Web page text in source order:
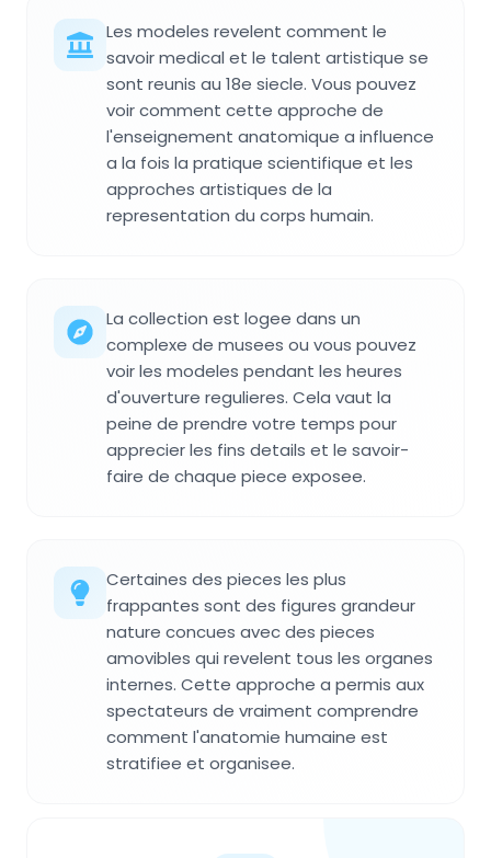
Les modeles revelent comment le
savoir medical et le talent artistique se
sont reunis au 18e siecle. Vous pouvez
voir comment cette approche de
l'enseignement anatomique a influence
a la fois la pratique scientifique et les
approches artistiques de la
representation du corps humain.
La collection est logee dans un
complexe de musees ou vous pouvez
voir les modeles pendant les heures
d'ouverture regulieres. Cela vaut la
peine de prendre votre temps pour
apprecier les fins details et le savoir-
faire de chaque piece exposee.
Certaines des pieces les plus
frappantes sont des figures grandeur
nature concues avec des pieces
amovibles qui revelent tous les organes
internes. Cette approche a permis aux
spectateurs de vraiment comprendre
comment l'anatomie humaine est
stratifiee et organisee.